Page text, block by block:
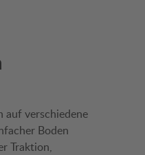
auf verschiedene
Boden
Traktion,